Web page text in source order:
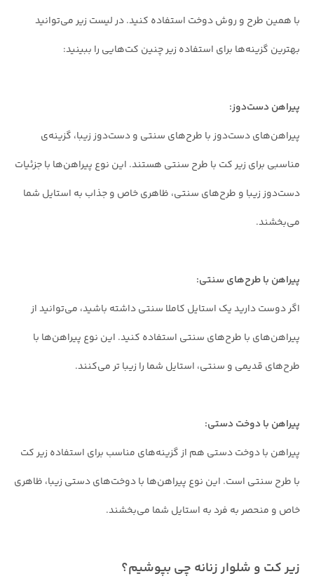
با همین طرح‌ و روش دوخت استفاده کنید. در لیست زیر می‌توانید
بهترین گزینه‌ها برای استفاده زیر چنین کت‌هایی را ببینید:
پیراهن دست‌دوز:
پیراهن‌های دست‌دوز با طرح‌های سنتی و دست‌دوز زیبا، گزینه‌ی
مناسبی برای زیر کت با طرح سنتی هستند. این نوع پیراهن‌ها با جزئیات
دست‌دوز زیبا و طرح‌های سنتی، ظاهری خاص و جذاب به استایل شما
می‌بخشند.
پیراهن با طرح‌های سنتی:
اگر دوست دارید یک استایل کاملا سنتی داشته باشید، می‌توانید از
پیراهن‌های با طرح‌های سنتی استفاده کنید. این نوع پیراهن‌ها با
طرح‌های قدیمی و سنتی، استایل شما را زیبا تر می‌کنند.
پیراهن با دوخت دستی:
پیراهن با دوخت دستی هم از گزینه‌های مناسب برای استفاده زیر کت
با طرح سنتی است. این نوع پیراهن‌ها با دوخت‌های دستی زیبا، ظاهری
خاص و منحصر به فرد به استایل شما می‌بخشند.
زیر کت و شلوار زنانه چی بپوشیم؟